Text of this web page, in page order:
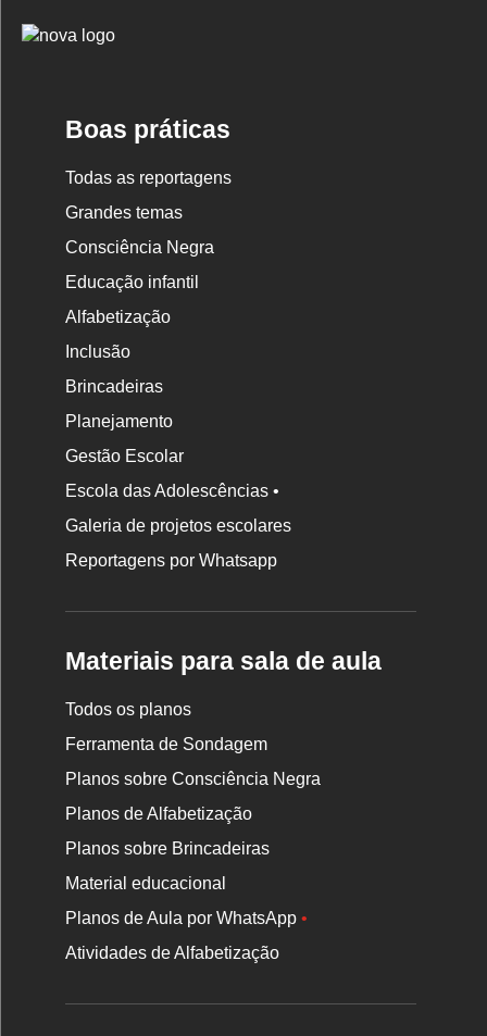
Logo
Boas práticas
Todas as reportagens
Grandes temas
Consciência Negra
Educação infantil
Alfabetização
Inclusão
Brincadeiras
Planejamento
Gestão Escolar
Escola das Adolescências •
Galeria de projetos escolares
Reportagens por Whatsapp
Materiais para sala de aula
Todos os planos
Ferramenta de Sondagem
Planos sobre Consciência Negra
Planos de Alfabetização
Planos sobre Brincadeiras
Material educacional
Planos de Aula por WhatsApp•
Atividades de Alfabetização